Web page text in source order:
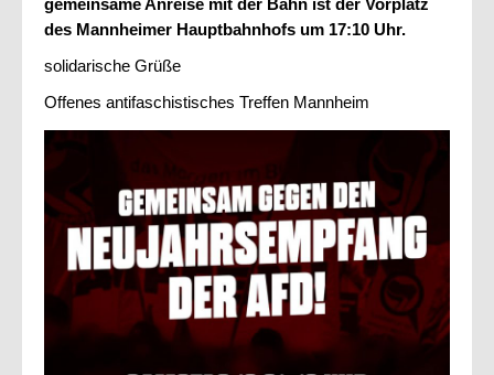
gemeinsame Anreise mit der Bahn ist der Vorplatz
des Mannheimer Hauptbahnhofs um 17:10 Uhr.
solidarische Grüße
Offenes antifaschistisches Treffen Mannheim